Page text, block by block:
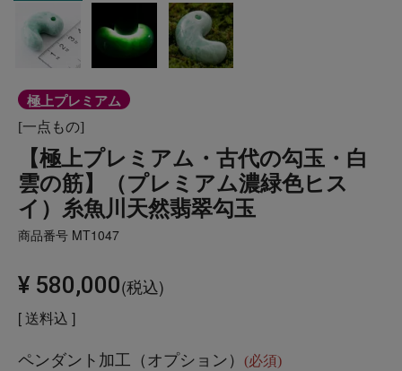
極上プレミアム
[一点もの]
【極上プレミアム・古代の勾玉・白
雲の筋】（プレミアム濃緑色ヒス
イ）糸魚川天然翡翠勾玉
商品番号 MT1047
¥ 580,000 税込
送料込
ペンダント加工（オプション） (必須)